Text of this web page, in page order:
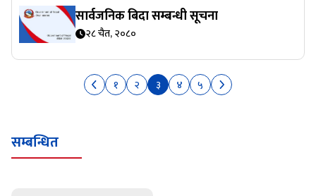
सार्वजनिक बिदा सम्बन्धी सूचना
२८ चैत, २०८०
१ २ ३ ४ ५
सम्बन्धित